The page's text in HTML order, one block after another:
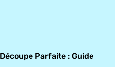
Découpe Parfaite : Guide